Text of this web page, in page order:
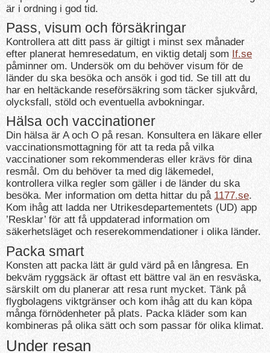
är i ordning i god tid.
Pass, visum och försäkringar
Kontrollera att ditt pass är giltigt i minst sex månader
efter planerat hemresedatum, en viktig detalj som If.se
påminner om. Undersök om du behöver visum för de
länder du ska besöka och ansök i god tid. Se till att du
har en heltäckande reseförsäkring som täcker sjukvård,
olycksfall, stöld och eventuella avbokningar.
Hälsa och vaccinationer
Din hälsa är A och O på resan. Konsultera en läkare eller
vaccinationsmottagning för att ta reda på vilka
vaccinationer som rekommenderas eller krävs för dina
resmål. Om du behöver ta med dig läkemedel,
kontrollera vilka regler som gäller i de länder du ska
besöka. Mer information om detta hittar du på 1177.se.
Kom ihåg att ladda ner Utrikesdepartementets (UD) app
’Resklar’ för att få uppdaterad information om
säkerhetsläget och reserekommendationer i olika länder.
Packa smart
Konsten att packa lätt är guld värd på en långresa. En
bekväm ryggsäck är oftast ett bättre val än en resväska,
särskilt om du planerar att resa runt mycket. Tänk på
flygbolagens viktgränser och kom ihåg att du kan köpa
många förnödenheter på plats. Packa kläder som kan
kombineras på olika sätt och som passar för olika klimat.
Under resan